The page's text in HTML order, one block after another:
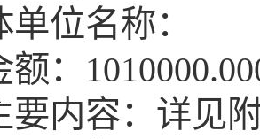
位名称：
：
要内容：详见